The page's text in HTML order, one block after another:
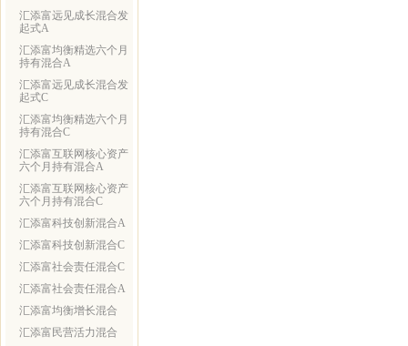
汇添富远见成长混合发
起式A
汇添富均衡精选六个月
持有混合A
汇添富远见成长混合发
起式C
汇添富均衡精选六个月
持有混合C
汇添富互联网核心资产
六个月持有混合A
汇添富互联网核心资产
六个月持有混合C
汇添富科技创新混合A
汇添富科技创新混合C
汇添富社会责任混合C
汇添富社会责任混合A
汇添富均衡增长混合
汇添富民营活力混合